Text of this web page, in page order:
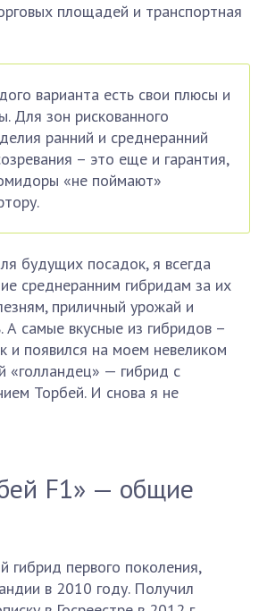
площадей и транспортная
варианта есть свои плюсы и
Для зон рискованного
ранний и среднеранний
– это еще и гарантия,
«не поймают»
будущих посадок, я всегда
среднеранним гибридам за их
приличный урожай и
самые вкусные из гибридов –
и появился на моем невеликом
«голландец» — гибрид с
Торбей. И снова я не
F1» — общие
гибрид первого поколения,
в 2010 году. Получил